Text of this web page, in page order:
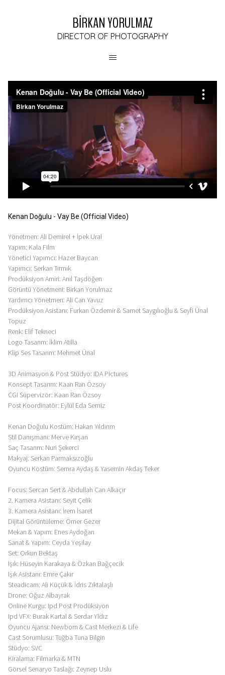
BİRKAN YORULMAZ
DIRECTOR OF PHOTOGRAPHY
Kenan Doğulu - Vay Be (Official Video)
Yönetmen: Ali Demirel + İpek Ural
Yapım: Kala Film
Yönetici Yapımcı: Hazer Baycan
Yapımcı: Serkan Tırmık
Prodüksiyon Amiri: Anıl Taşdöğen
Görüntü Yönetmeni: Birkan Yorulmaz
Yardımcı Yönetmen: Ali Can Yavuz
Prodüksiyon Asistanı: Furkan Özdemir & Samet Saygılıoğlu & Seyfi Ünal
Topuz
Renk: Elif Tekneci
Logo Tasarım: İklim Atilla
Klip Ses Tasarım: Mehmet Ünal
3D Animasyon & Post Stüdyo: IDA Pictures
Konsept Tasarım: Kaan Ran Özsoy
CGI Süpervizör: Kaan Ran Özsoy
Post Koordinatör: Eylül Eda Semiz
Kenan Doğulu Kostüm: Hakan Yıldırım
Stil Danışmanı: Merve Kırşan
Saç Tasarım: Nuri Şekerci
Makyaj: Serkan Parmaksızoğlu
Oyuncu Kostüm: Semra Aydaş & Yasemin Akdaş Teker
Focus: Sercan Sert & Abdullah Can Alkaçır
2. Kamera Asistanı: Seyit Çelik
3. Kamera Asistanı: İrem İsaret
Dijital Görüntüleme: Ömer Gezer
Mekan & Yapım: Enes Aydoğan
Sanat & Yapım: Ceyda Yeşilay
Set: Orkun Bektaş
Işık: Hüseyin Karakaya & Özkan Bağçecik
Işık Asistanı: Emre Çakır
Steadicam: Ali Küçük & İdris Zıktalaşlı
Drone: Oğuz Albayrak
Online Kurgu: Ipd Post Prodüksiyon
Ipd VFX: Burak Kartal & Serdar Yldız
Oyuncu Ajansı: Newborn & Cast Merkezi & Life
Cast Sorumlusu: Tuğba Tuna Bilgin
Stüdyo: SVC
Kiralama: Filmarka & MTN
Görsel Senaryo Taslağı: Zeynep Uslu